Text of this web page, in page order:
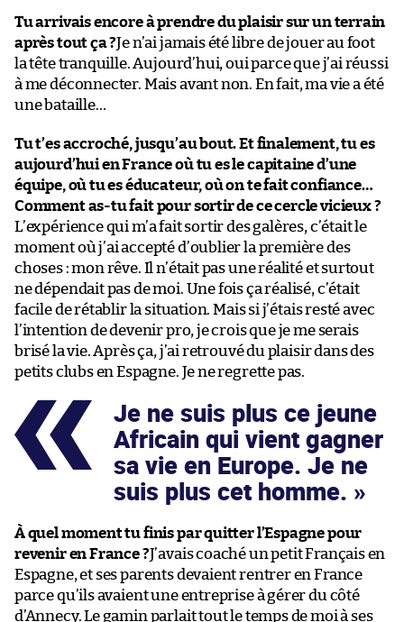
Tu arrivais encore à prendre du plaisir sur un terrain
après tout ça ?Je n’ai jamais été libre de jouer au foot
la tête tranquille. Aujourd’hui, oui parce que j’ai réussi
à me déconnecter. Mais avant non. En fait, ma vie a été
une bataille…
Tu t’es accroché, jusqu’au bout. Et finalement, tu es
aujourd’hui en France où tu es le capitaine d’une
équipe, où tu es éducateur, où on te fait confiance…
Comment as-tu fait pour sortir de ce cercle vicieux ?
L’expérience qui m’a fait sortir des galères, c’était le
moment où j’ai accepté d’oublier la première des
choses : mon rêve. Il n’était pas une réalité et surtout
ne dépendait pas de moi. Une fois ça réalisé, c’était
facile de rétablir la situation. Mais si j’étais resté avec
l’intention de devenir pro, je crois que je me serais
brisé la vie. Après ça, j’ai retrouvé du plaisir dans des
petits clubs en Espagne. Je ne regrette pas.
Je ne suis plus ce jeune
Africain qui vient gagner
sa vie en Europe. Je ne
suis plus cet homme.
À quel moment tu finis par quitter l’Espagne pour
revenir en France ?J’avais coaché un petit Français en
Espagne, et ses parents devaient rentrer en France
parce qu’ils avaient une entreprise à gérer du côté
d’Annecy. Le gamin parlait tout le temps de moi à ses